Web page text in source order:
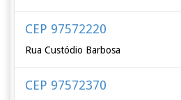
CEP 97572220
Rua Custódio Barbosa
CEP 97572370